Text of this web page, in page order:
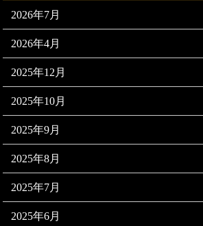
2026年7月
2026年4月
2025年12月
2025年10月
2025年9月
2025年8月
2025年7月
2025年6月